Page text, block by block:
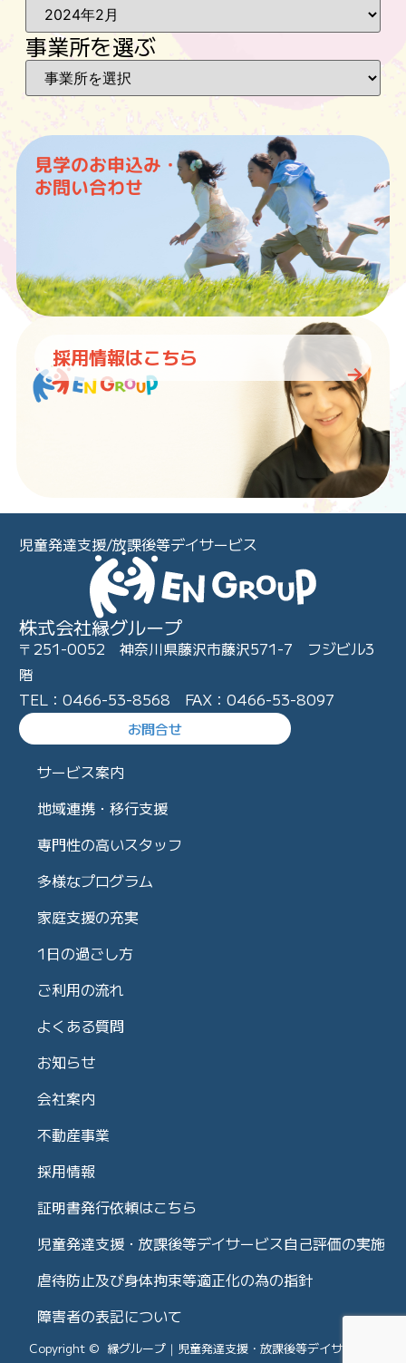
事業所を選ぶ
見学のお申込み・
お問い合わせ
採用情報はこちら
児童発達支援/放課後等デイサービス
株式会社縁グループ
〒251-0052 神奈川県藤沢市藤沢571-7 フジビル3
階
TEL：0466-53-8568 FAX：0466-53-8097
お問合せ
サービス案内
地域連携・移行支援
専門性の高いスタッフ
多様なプログラム
家庭支援の充実
1日の過ごし方
ご利用の流れ
よくある質問
お知らせ
会社案内
不動産事業
採用情報
証明書発行依頼はこちら
児童発達支援・放課後等デイサービス自己評価の実施
虐待防止及び身体拘束等適正化の為の指針
障害者の表記について
Copyright © 縁グループ｜児童発達支援・放課後等デイサービス